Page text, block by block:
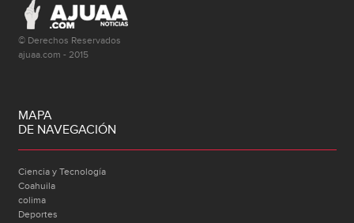
© Derechos Reservados
ajuaa.com - 2015
MAPA
DE NAVEGACIÓN
Ciencia y Tecnología
Coahuila
colima
Deportes